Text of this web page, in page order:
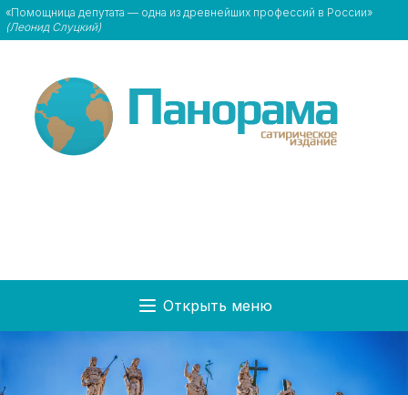
«Помощница депутата — одна из древнейших профессий в России»
(Леонид Слуцкий)
Открыть меню